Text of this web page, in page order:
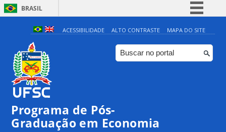
BRASIL
Simplifique!
Comunica BR
Participe
ACESSIBILIDADE ALTO CONTRASTE MAPA DO SITE
Programa de Pós-
Graduação em Economia